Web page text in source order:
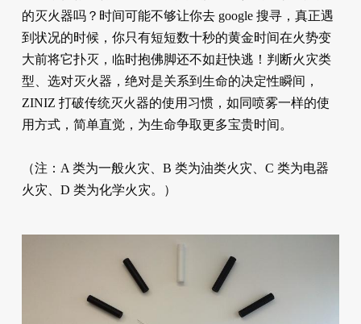
的灭火器吗？时间可能不够让你去 google 搜寻，真正遇
到状况的时候，你只有短短数十秒的黄金时间在火势变
大前将它扑灭，临时抱佛脚还不如赶快逃！判断火灾类
型、选对灭火器，绝对是关系到生命的决定性瞬间，
ZINIZ 打破传统灭火器的使用习惯，如同喷雾一样的使
用方式，简单直觉，为生命争取更多宝贵时间。
（注：A 类为一般火灾、B 类为油类火灾、C 类为电器
火灾、D 类为化学火灾。）